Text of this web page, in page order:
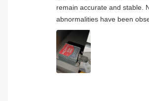
remain accurate and stable.
abnormalities have been
continuous operation, and the
product quality has proven to
reliable.